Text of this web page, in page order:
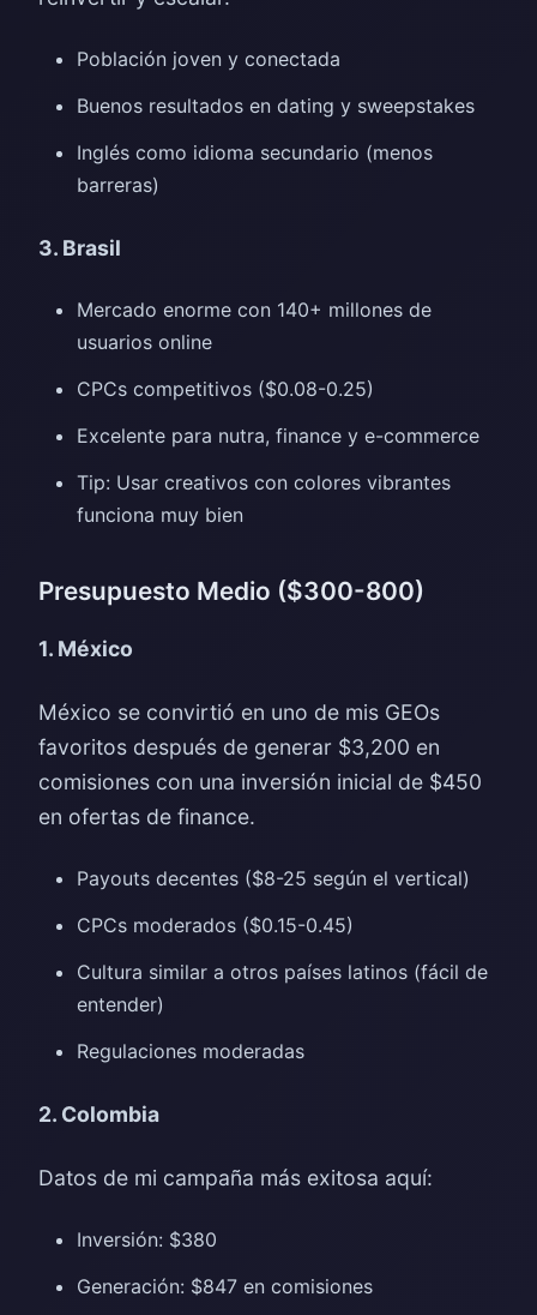
Población joven y conectada
Buenos resultados en dating y sweepstakes
Inglés como idioma secundario (menos
barreras)
3. Brasil
Mercado enorme con 140+ millones de
usuarios online
CPCs competitivos ($0.08-0.25)
Excelente para nutra, finance y e-commerce
Tip: Usar creativos con colores vibrantes
funciona muy bien
Presupuesto Medio ($300-800)
1. México
México se convirtió en uno de mis GEOs
favoritos después de generar $3,200 en
comisiones con una inversión inicial de $450
en ofertas de finance.
Payouts decentes ($8-25 según el vertical)
CPCs moderados ($0.15-0.45)
Cultura similar a otros países latinos (fácil de
entender)
Regulaciones moderadas
2. Colombia
Datos de mi campaña más exitosa aquí:
Inversión: $380
Generación: $847 en comisiones